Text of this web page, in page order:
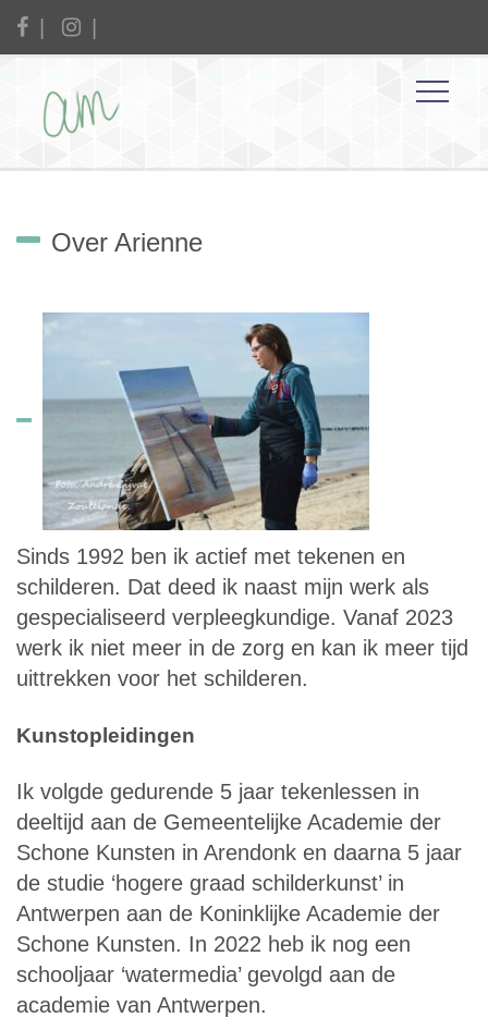
Over Arienne
Sinds 1992 ben ik actief met tekenen en
schilderen. Dat deed ik naast mijn werk als
gespecialiseerd verpleegkundige. Vanaf 2023
werk ik niet meer in de zorg en kan ik meer tijd
uittrekken voor het schilderen.
Kunstopleidingen
Ik volgde gedurende 5 jaar tekenlessen in
deeltijd aan de Gemeentelijke Academie der
Schone Kunsten in Arendonk en daarna 5 jaar
de studie ‘hogere graad schilderkunst’ in
Antwerpen aan de Koninklijke Academie der
Schone Kunsten. In 2022 heb ik nog een
schooljaar ‘watermedia’ gevolgd aan de
academie van Antwerpen.